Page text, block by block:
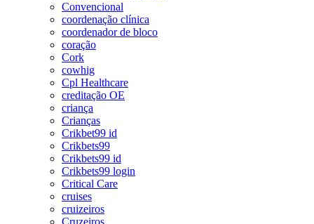
Convencional
coordenação clínica
coordenador de bloco
coração
Cork
cowhig
Cpl Healthcare
creditação OE
criança
Crianças
Crikbet99 id
Crikbets99
Crikbets99 id
Crikbets99 login
Critical Care
cruises
cruizeiros
Cruzeiros